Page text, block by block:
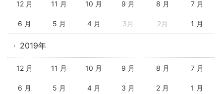
12 月 11 月 10 月 9 月 8 月 7 月
6 月 5 月 4 月 3月 2月 1 月
2019年
12 月 11 月 10 月 9 月 8 月 7 月
6 月 5 月 4 月 3 月 2 月 1 月